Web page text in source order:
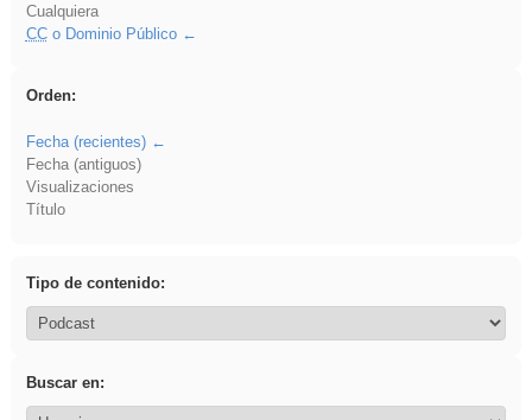
Cualquiera
CCo Dominio Público
Orden:
Fecha (recientes)
Fecha (antiguos)
Visualizaciones
Título
Tipo de contenido:
Buscar en: